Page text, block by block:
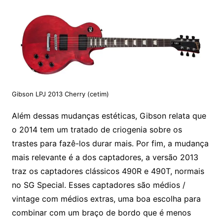
Gibson LPJ 2013 Cherry (cetim)
Além dessas mudanças estéticas, Gibson relata que
o 2014 tem um tratado de criogenia sobre os
trastes para fazê-los durar mais. Por fim, a mudança
mais relevante é a dos captadores, a versão 2013
traz os captadores clássicos 490R e 490T, normais
no SG Special. Esses captadores são médios /
vintage com médios extras, uma boa escolha para
combinar com um braço de bordo que é menos